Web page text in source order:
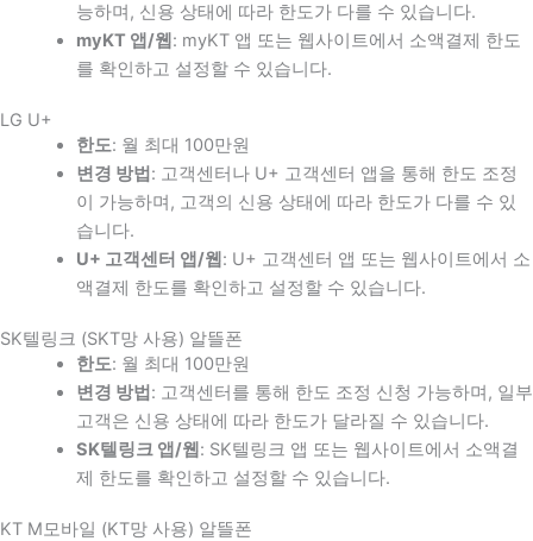
능하며, 신용 상태에 따라 한도가 다를 수 있습니다.
myKT 앱/웹 : myKT 앱 또는 웹사이트에서 소액결제 한도
를 확인하고 설정할 수 있습니다.
LG U+
한도: 월 최대 100만원
변경 방법 : 고객센터나 U+ 고객센터 앱을 통해 한도 조정
이 가능하며, 고객의 신용 상태에 따라 한도가 다를 수 있
습니다.
U+ 고객센터 앱/웹 : U+ 고객센터 앱 또는 웹사이트에서 소
액결제 한도를 확인하고 설정할 수 있습니다.
SK텔링크 (SKT망 사용) 알뜰폰
한도: 월 최대 100만원
변경 방법 : 고객센터를 통해 한도 조정 신청 가능하며, 일부
고객은 신용 상태에 따라 한도가 달라질 수 있습니다.
SK텔링크 앱/웹 : SK텔링크 앱 또는 웹사이트에서 소액결
제 한도를 확인하고 설정할 수 있습니다.
KT M모바일 (KT망 사용) 알뜰폰